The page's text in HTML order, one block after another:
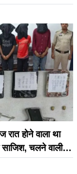
होने वाला था
चलने वाली